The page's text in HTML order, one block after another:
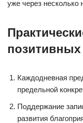
уже через несколько
Каждодневная
предельной
Поддержание
развития